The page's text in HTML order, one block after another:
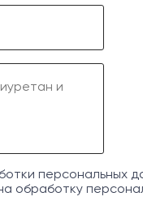
персональных
обработку